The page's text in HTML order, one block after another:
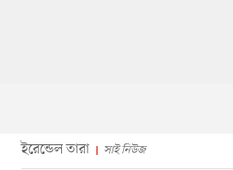
ইরেন্ডেল তারা সাই নিউজ